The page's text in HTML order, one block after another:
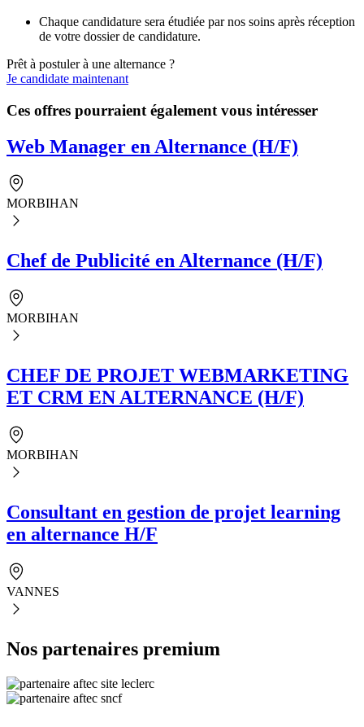
Chaque candidature sera étudiée par nos soins après réception
de votre dossier de candidature.
Prêt à postuler à une alternance ?
Je candidate maintenant
Ces offres pourraient également vous intéresser
Web Manager en Alternance (H/F)
MORBIHAN
Chef de Publicité en Alternance (H/F)
MORBIHAN
CHEF DE PROJET WEBMARKETING
ET CRM EN ALTERNANCE (H/F)
MORBIHAN
Consultant en gestion de projet learning
en alternance H/F
VANNES
Nos partenaires premium